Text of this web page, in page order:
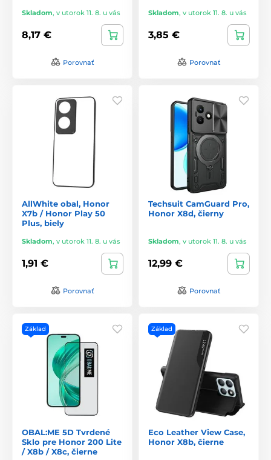
Skladom, v utorok 11. 8. u vás
8,17 €
Porovnať
Skladom, v utorok 11. 8. u vás
3,85 €
Porovnať
AllWhite obal, Honor
X7b / Honor Play 50
Plus, biely
Skladom, v utorok 11. 8. u vás
1,91 €
Porovnať
Techsuit CamGuard Pro,
Honor X8d, čierny
Skladom, v utorok 11. 8. u vás
12,99 €
Porovnať
Základ
OBAL:ME 5D Tvrdené
Sklo pre Honor 200 Lite
/ X8b / X8c, čierne
Základ
Eco Leather View Case,
Honor X8b, čierne